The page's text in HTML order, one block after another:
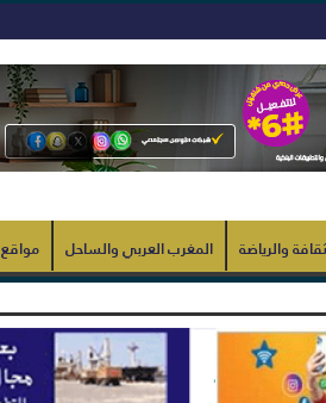
والرياضة المغرب العربي والساحل مواقع